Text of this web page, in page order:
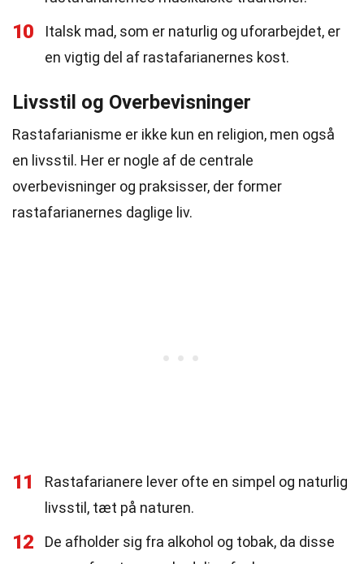
10
Italsk mad, som er naturlig og uforarbejdet, er
en vigtig del af rastafarianernes kost.
Livsstil og Overbevisninger
Rastafarianisme er ikke kun en religion, men også
en livsstil. Her er nogle af de centrale
overbevisninger og praksisser, der former
rastafarianernes daglige liv.
11
Rastafarianere lever ofte en simpel og naturlig
livsstil, tæt på naturen.
12
De afholder sig fra alkohol og tobak, da disse